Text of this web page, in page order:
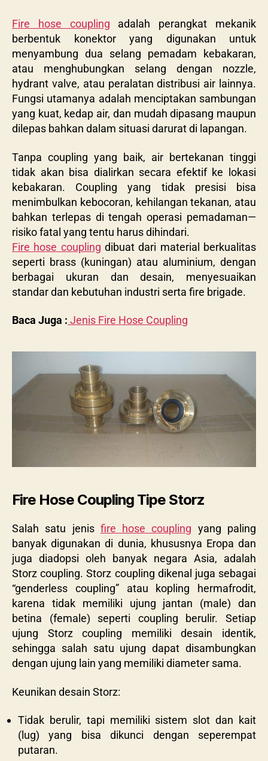
Fire hose coupling adalah perangkat mekanik
berbentuk konektor yang digunakan untuk
menyambung dua selang pemadam kebakaran,
atau menghubungkan selang dengan nozzle,
hydrant valve, atau peralatan distribusi air lainnya.
Fungsi utamanya adalah menciptakan sambungan
yang kuat, kedap air, dan mudah dipasang maupun
dilepas bahkan dalam situasi darurat di lapangan.
Tanpa coupling yang baik, air bertekanan tinggi
tidak akan bisa dialirkan secara efektif ke lokasi
kebakaran. Coupling yang tidak presisi bisa
menimbulkan kebocoran, kehilangan tekanan, atau
bahkan terlepas di tengah operasi pemadaman—
risiko fatal yang tentu harus dihindari.
Fire hose coupling dibuat dari material berkualitas
seperti brass (kuningan) atau aluminium, dengan
berbagai ukuran dan desain, menyesuaikan
standar dan kebutuhan industri serta fire brigade.
Baca Juga : Jenis Fire Hose Coupling
Fire Hose Coupling Tipe Storz
Salah satu jenis fire hose coupling yang paling
banyak digunakan di dunia, khususnya Eropa dan
juga diadopsi oleh banyak negara Asia, adalah
Storz coupling. Storz coupling dikenal juga sebagai
“genderless coupling” atau kopling hermafrodit,
karena tidak memiliki ujung jantan (male) dan
betina (female) seperti coupling berulir. Setiap
ujung Storz coupling memiliki desain identik,
sehingga salah satu ujung dapat disambungkan
dengan ujung lain yang memiliki diameter sama.
Keunikan desain Storz:
Tidak berulir, tapi memiliki sistem slot dan kait
(lug) yang bisa dikunci dengan seperempat
putaran.